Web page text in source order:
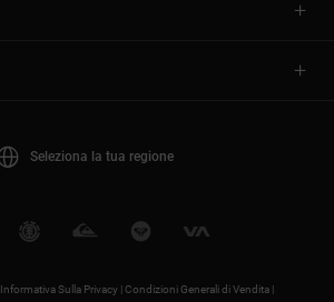
Seleziona la tua regione
Informativa Sulla Privacy |Condizioni Generali di Vendita |